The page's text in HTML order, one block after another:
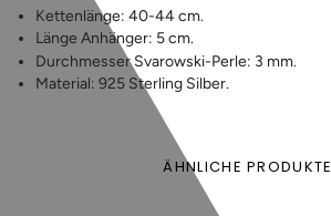
Kettenlänge: 40-44 cm.
Länge Anhänger: 5 cm.
Durchmesser Svarowski-Perle: 3 mm.
Material: 925 Sterling Silber.
ÄHNLICHE PRODUKTE